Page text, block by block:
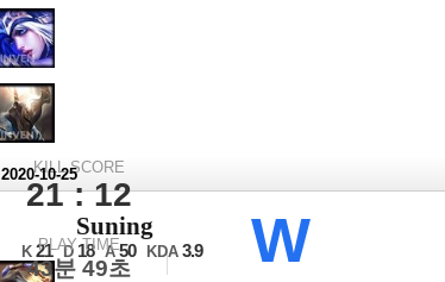
KILL SCORE
21 : 12
PLAY TIME
43분 49초
2020-10-25
4강 2경기 4세트
Suning
K 21 D 18 A 50 KDA 3.9 W